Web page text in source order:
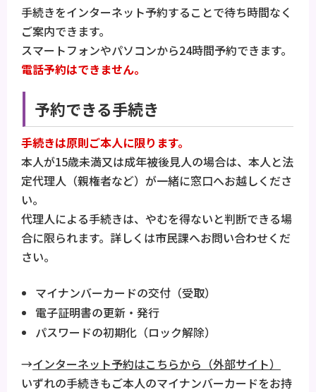
手続きをインターネット予約することで待ち時間なく
ご案内できます。
スマートフォンやパソコンから24時間予約できます。
電話予約はできません。
予約できる手続き
手続きは原則ご本人に限ります。
本人が15歳未満又は成年被後見人の場合は、本人と法
定代理人（親権者など）が一緒に窓口へお越しくださ
い。
代理人による手続きは、やむを得ないと判断できる場
合に限られます。詳しくは市民課へお問い合わせくだ
さい。
マイナンバーカードの交付（受取）
電子証明書の更新・発行
パスワードの初期化（ロック解除）
→インターネット予約はこちらから（外部サイト）
いずれの手続きもご本人のマイナンバーカードをお持